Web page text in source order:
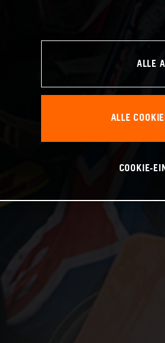
ALLE
ALLE
COOKIE-